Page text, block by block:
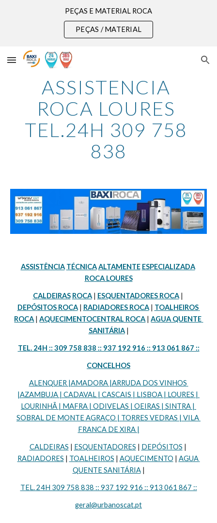
Skip to main content
PEÇAS E MATERIAL ROCA
PEÇAS / MATERIAL
ASSISTENCIA
ROCA LOURES
TEL.24H 309 758
838
ASSISTÊNCIA TÉCNICA ALTAMENTE ESPECIALIZADA
ROCA LOURES
CALDEIRAS ROCA | ESQUENTADORES ROCA
DEPÓSITOS ROCA | RADIADORES ROCA | TOALHEIROS
ROCA | AQUECIMENTOCENTRAL ROCA | AGUA QUENTE
SANITÁRIA |
TEL. 24H :: 309 758 838 :: 937 192 916 :: 913 061 867 ::
CONCELHOS
ALENQUER |AMADORA |ARRUDA DOS VINHOS
|AZAMBUJA | CADAVAL | CASCAIS | LISBOA | LOURES |
LOURINHÃ | MAFRA | ODIVELAS | OEIRAS | SINTRA |
SOBRAL DE MONTE AGRAÇO | TORRES VEDRAS | VILA
FRANCA DE XIRA |
CALDEIRAS | ESQUENTADORES | DEPÓSITOS
RADIADORES | TOALHEIROS | AQUECIMENTO | AGUA
QUENTE SANITÁRIA |
TEL. 24H 309 758 838 :: 937 192 916 :: 913 061 867 ::
geral@urbanoscat.pt